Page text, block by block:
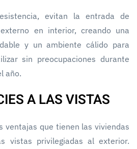
evitan la entrada de
en interior, creando una
y un ambiente cálido para
sin preocupaciones durante
año.
A LAS VISTAS
ventajas que tienen las viviendas
vistas privilegiadas al exterior.